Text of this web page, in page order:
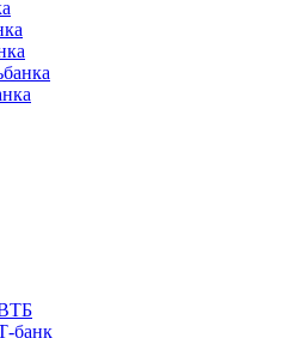
банк